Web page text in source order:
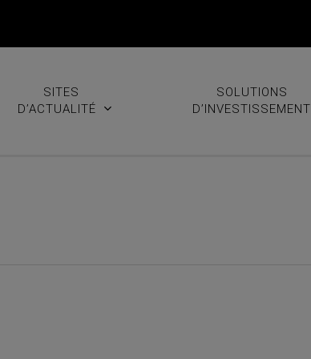
SITES
D’ACTUALITÉ
SOLUTIONS
D’INVESTISSEMENT